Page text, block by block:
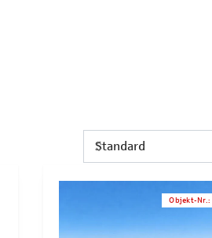
Objekt-Nr. :